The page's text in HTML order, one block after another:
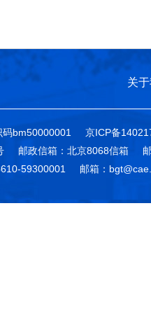
关
码bm50000001
京ICP备
邮政信箱：北京8068信箱
59300001 邮箱：